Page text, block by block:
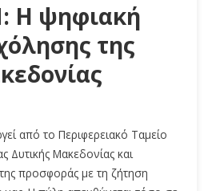
Η ψηφιακή
της
από το Περιφερειακό Ταμείο
Δυτικής Μακεδονίας και
προσφοράς με τη ζήτηση